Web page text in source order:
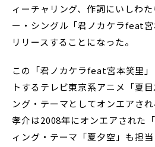
ィーチャリング、作詞にいしわ
ー・シングル「君ノカケラfeat
リリースすることになった。
この「君ノカケラfeat宮本笑里
トするテレビ東京系アニメ「夏
ング・テーマとしてオンエアさ
孝介は2008年にオンエアされた
ィング・テーマ「夏夕空」も担